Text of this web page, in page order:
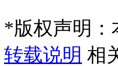
*版权声明
转载说明 相